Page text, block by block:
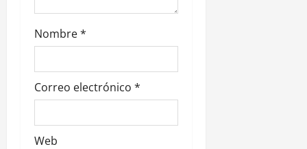
d
a
s
Nombre*
Correo electrónico *
Web